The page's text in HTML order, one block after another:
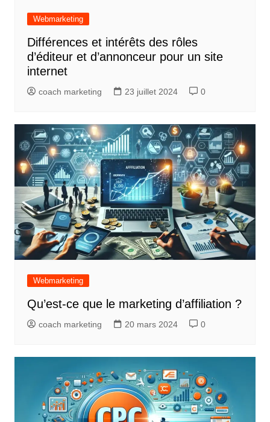
Webmarketing
Différences et intérêts des rôles
d’éditeur et d’annonceur pour un site
internet
coach marketing 23 juillet 2024 0
Webmarketing
Qu’est-ce que le marketing d’affiliation ?
coach marketing 20 mars 2024 0